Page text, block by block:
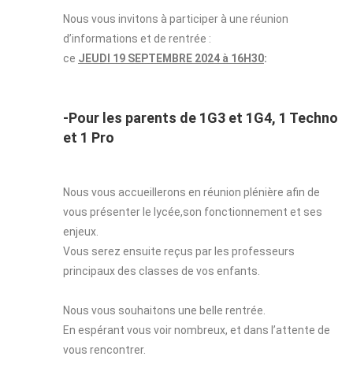
Nous vous invitons à participer à une réunion
d’informations et de rentrée :
ce JEUDI 19 SEPTEMBRE 2024 à 16H30:
-Pour les parents de 1G3 et 1G4, 1 Techno
et 1 Pro
Nous vous accueillerons en réunion plénière afin de
vous présenter le lycée,son fonctionnement et ses
enjeux.
Vous serez ensuite reçus par les professeurs
principaux des classes de vos enfants.
Nous vous souhaitons une belle rentrée.
En espérant vous voir nombreux, et dans l’attente de
vous rencontrer.